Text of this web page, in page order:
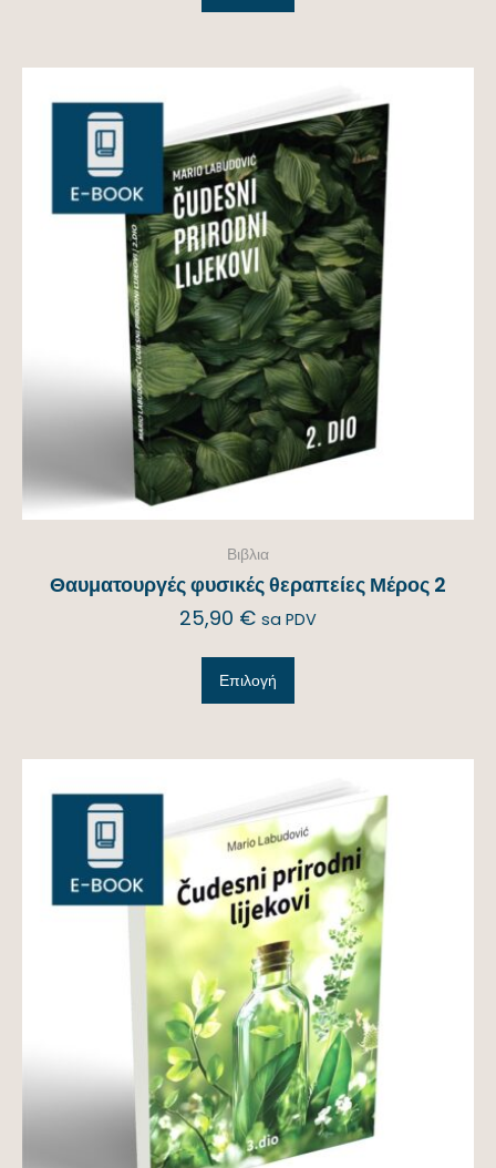
Βιβλια
Θαυματουργές φυσικές θεραπείες Μέρος 2
25,90 € sa PDV
Επιλογή